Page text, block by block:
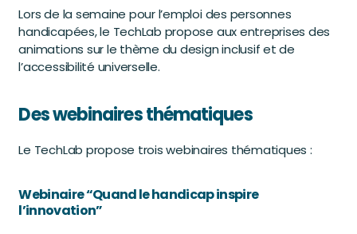
Lors de la semaine pour l’emploi des personnes
handicapées, le TechLab propose aux entreprises des
animations sur le thème du design inclusif et de
l’accessibilité universelle.
Des webinaires thématiques
Le TechLab propose trois webinaires thématiques :
Webinaire “Quand le handicap inspire
l’innovation”